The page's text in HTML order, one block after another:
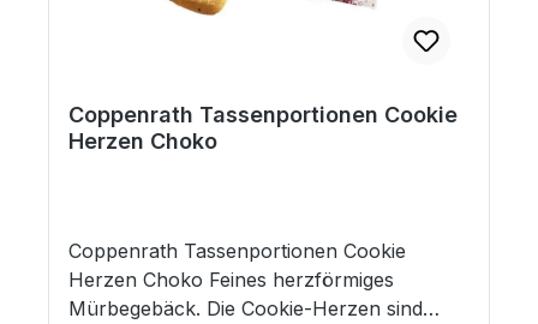
Coppenrath Tassenportionen Cookie
Herzen Choko
Coppenrath Tassenportionen Cookie
Herzen Choko Feines herzförmiges
Mürbegebäck. Die Cookie-Herzen sind